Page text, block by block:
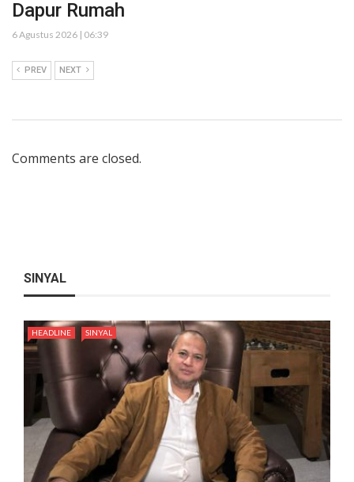
Dapur Rumah
6 Agustus 2026 | 06:39
PREV NEXT
Comments are closed.
SINYAL
HEADLINE SINYAL